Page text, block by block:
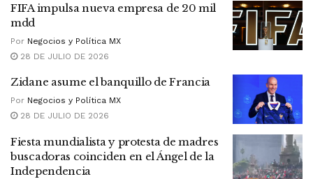
FIFA impulsa nueva empresa de 20 mil
mdd
Por Negocios y Política MX
28 DE JULIO DE 2026
Zidane asume el banquillo de Francia
Por Negocios y Política MX
28 DE JULIO DE 2026
Fiesta mundialista y protesta de madres
buscadoras coinciden en el Ángel de la
Independencia